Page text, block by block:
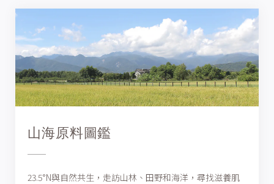
山海原料圖鑑
23.5°N與自然共生，走訪山林、田野和海洋，尋找滋養肌